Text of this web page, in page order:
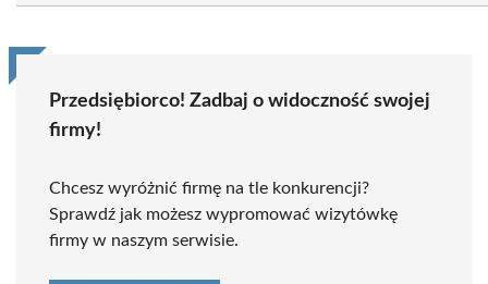
Przedsiębiorco! Zadbaj o widoczność swojej
firmy!
Chcesz wyróżnić firmę na tle konkurencji?
Sprawdź jak możesz wypromować wizytówkę
firmy w naszym serwisie.